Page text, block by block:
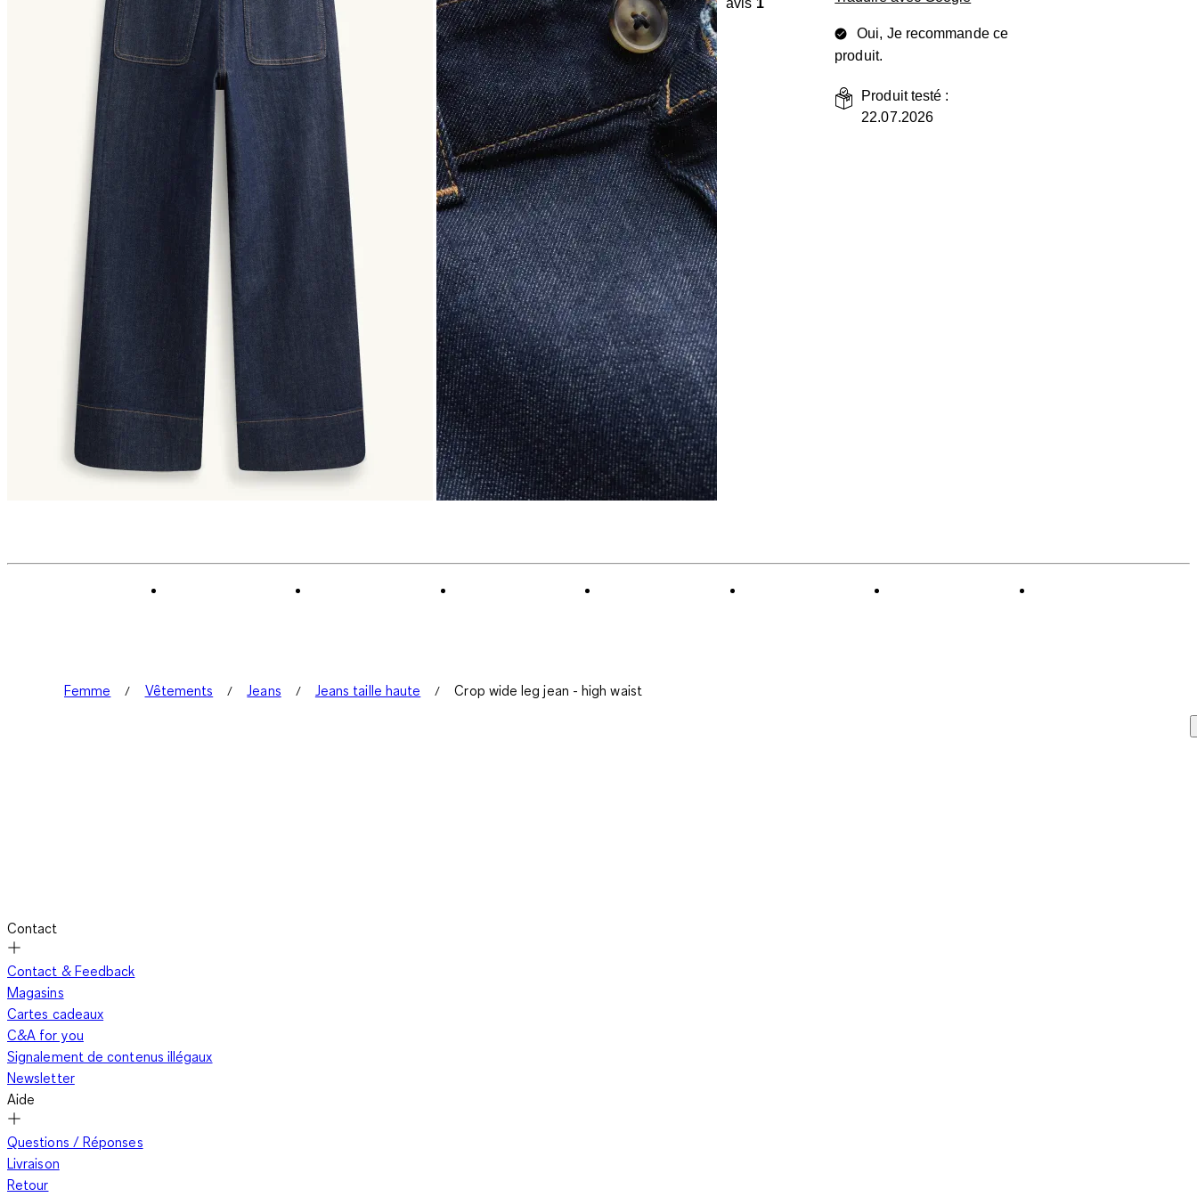
avis 1
Oui, Je recommande ce
produit.
Produit testé :
22.07.2026
Femme Vêtements Jeans Jeans taille haute Crop wide leg jean - high waist
Contact
Contact & Feedback
Magasins
Cartes cadeaux
C&A for you
Signalement de contenus illégaux
Newsletter
Aide
Questions / Réponses
Livraison
Retour